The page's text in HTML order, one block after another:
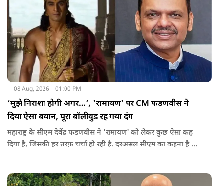
08 Aug, 2026 01:00 PM
‘मुझे निराशा होगी अगर…’, 'रामायण' पर CM फडणवीस ने
दिया ऐसा बयान, पूरा बॉलीवुड रह गया दंग
महाराष्ट्र के सीएम देवेंद्र फडणवीस ने 'रामायण' को लेकर कुछ ऐसा कह
दिया है, जिसकी हर तरफ़ चर्चा हो रही है. दरअसल सीएम का कहना है कि